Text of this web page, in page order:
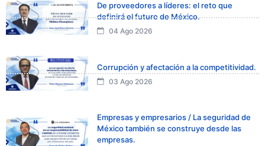
De proveedores a líderes: el reto que
definirá el futuro de México.
04 Ago 2026
Corrupción y afectación a la competitividad.
03 Ago 2026
Empresas y empresarios / La seguridad de
México también se construye desde las
empresas.